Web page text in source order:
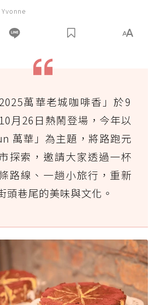
Yvonne
萬華老城咖啡香」於9
月26日熱鬧登場，今年以
萬華」為主題，將路跑元
探索，邀請大家透過一杯
路線、一趟小旅行，重新
頭巷尾的美味與文化。